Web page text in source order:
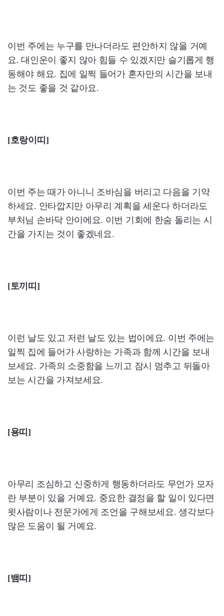
이번 주에는 누구를 만나더라도 편안하지 않을 거예
요. 대인운이 좋지 않아 힘들 수 있겠지만 슬기롭게 행
동해야 해요. 집에 일찍 들어가 혼자만의 시간을 보내
는 것도 좋을 것 같아요.
[호랑이띠]
이번 주는 때가 아니니 조바심을 버리고 다음을 기약
하세요. 안타깝지만 아무리 계획을 세운다 하더라도
부처님 손바닥 안이에요. 이번 기회에 한숨 돌리는 시
간을 가지는 것이 좋겠네요.
[토끼띠]
이런 날도 있고 저런 날도 있는 법이에요. 이번 주에는
일찍 집에 들어가 사랑하는 가족과 함께 시간을 보내
보세요. 가족의 소중함을 느끼고 잠시 멈추고 뒤돌아
보는 시간을 가져보세요.
[용띠]
아무리 조심하고 신중하게 행동하더라도 무언가 모자
란 부분이 있을 거예요. 중요한 결정을 할 일이 있다면
윗사람이나 전문가에게 조언을 구해보세요. 생각보다
많은 도움이 될 거예요.
[뱀띠]